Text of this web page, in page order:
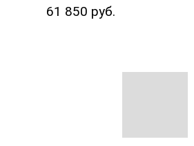
61 850 руб.